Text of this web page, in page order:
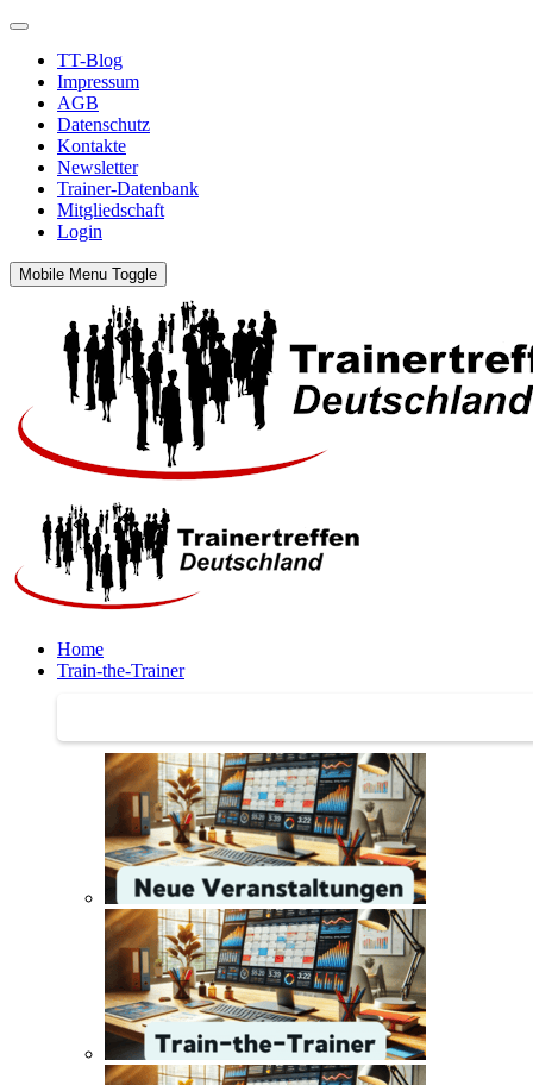
TT-Blog
Impressum
AGB
Datenschutz
Kontakte
Newsletter
Trainer-Datenbank
Mitgliedschaft
Login
Mobile Menu Toggle
Home
Train-the-Trainer